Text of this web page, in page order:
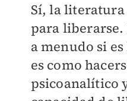
Sí, la
para
a menudo si
es como
psicoanalítico